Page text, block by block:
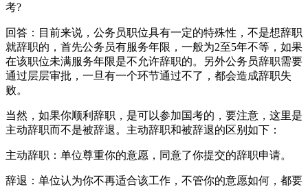
考?
回答：目前来说，公务员职位具有一定的特殊性，不是想辞职
就辞职的，首先公务员有服务年限，一般为2至5年不等，如果
在该职位未满服务年限是不允许辞职的。另外公务员辞职需要
通过层层审批，一旦有一个环节通过不了，都会造成辞职失
败。
当然，如果你顺利辞职，是可以参加国考的，要注意，这里是
主动辞职而不是被辞退。主动辞职和被辞退的区别如下：
主动辞职：单位尊重你的意愿，同意了你提交的辞职申请。
辞退：单位认为你不再适合该工作，不管你的意愿如何，都要